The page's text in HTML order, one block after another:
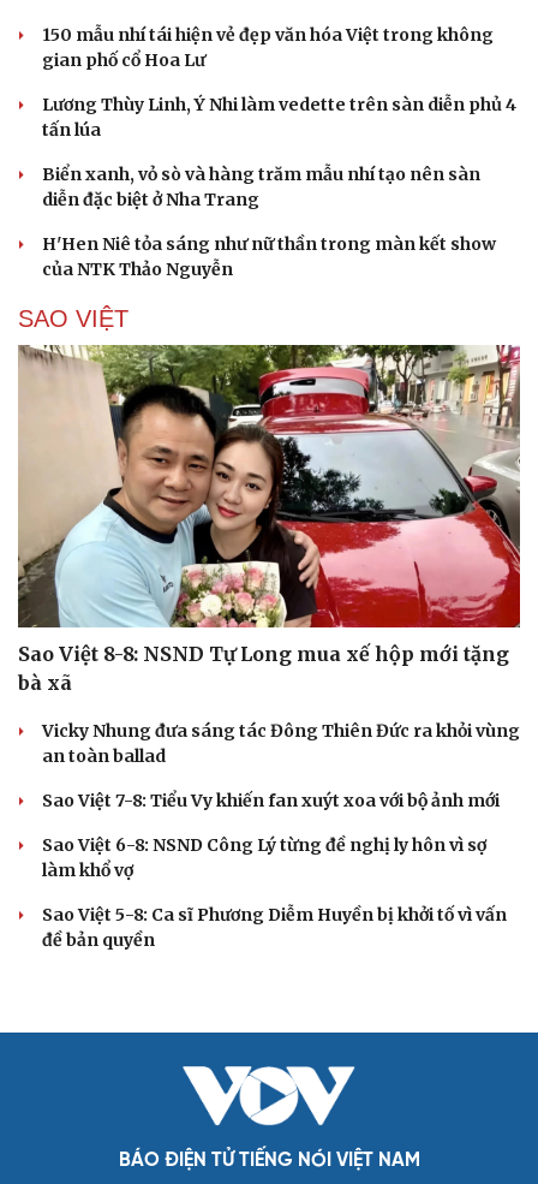
150 mẫu nhí tái hiện vẻ đẹp văn hóa Việt trong không
gian phố cổ Hoa Lư
Lương Thùy Linh, Ý Nhi làm vedette trên sàn diễn phủ 4
tấn lúa
Biển xanh, vỏ sò và hàng trăm mẫu nhí tạo nên sàn
diễn đặc biệt ở Nha Trang
H'Hen Niê tỏa sáng như nữ thần trong màn kết show
của NTK Thảo Nguyễn
SAO VIỆT
Sao Việt 8-8: NSND Tự Long mua xế hộp mới tặng
bà xã
Vicky Nhung đưa sáng tác Đông Thiên Đức ra khỏi vùng
an toàn ballad
Sao Việt 7-8: Tiểu Vy khiến fan xuýt xoa với bộ ảnh mới
Sao Việt 6-8: NSND Công Lý từng đề nghị ly hôn vì sợ
làm khổ vợ
Sao Việt 5-8: Ca sĩ Phương Diễm Huyền bị khởi tố vì vấn
đề bản quyền
BÁO ĐIỆN TỬ TIẾNG NÓI VIỆT NAM